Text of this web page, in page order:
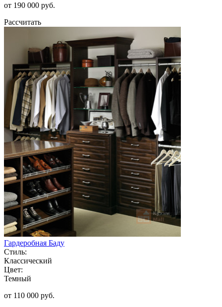
от 190 000 руб.
Рассчитать
Гардеробная Баду
Стиль:
Классический
Цвет:
Темный
от 110 000 руб.